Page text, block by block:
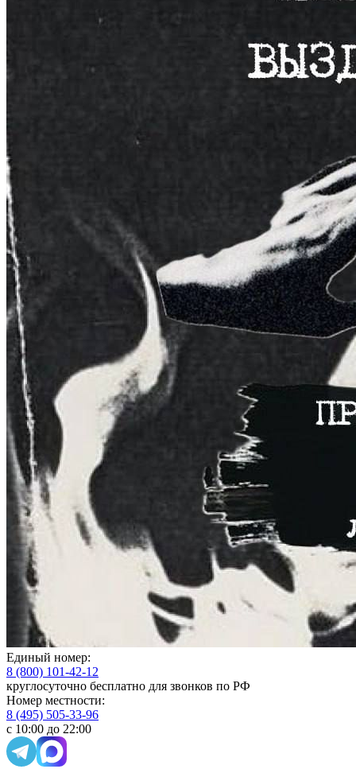
Единый номер:
8 (800) 101-42-12
круглосуточно бесплатно для звонков по РФ
Номер местности:
8 (495) 505-33-96
с 10:00 до 22:00